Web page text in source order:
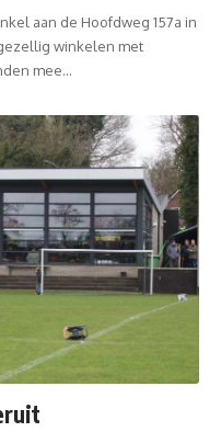
aan de Hoofdweg 157a in
winkelen met
mee…